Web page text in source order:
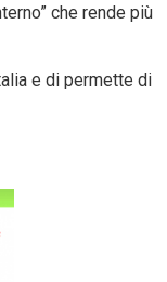
che rende più
e di permette di